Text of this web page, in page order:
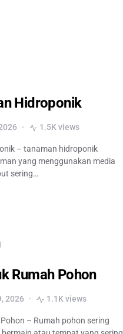
Hidroponik
1.5K views
– tanaman hidroponik
yang menggunakan media
sering…
Rumah Pohon
2026 1.1K views
– Rumah pohon sering